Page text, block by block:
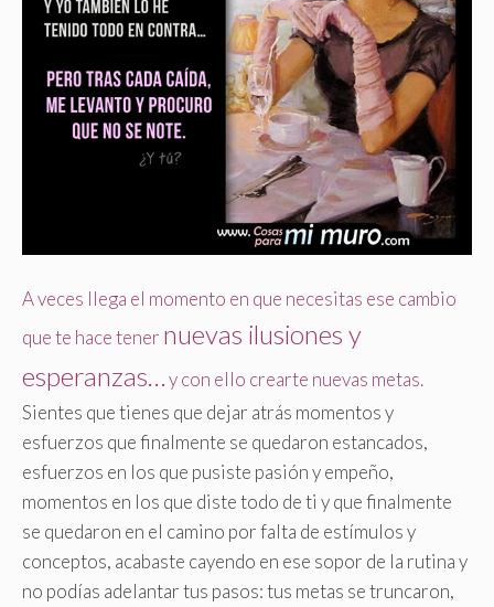
A veces llega el momento en que necesitas ese cambio
que te hace tener nuevas ilusiones y
esperanzas…
y con ello crearte nuevas metas.
Sientes que tienes que dejar atrás momentos y
esfuerzos que finalmente se quedaron estancados,
esfuerzos en los que pusiste pasión y empeño,
momentos en los que diste todo de ti y que finalmente
se quedaron en el camino por falta de estímulos y
conceptos, acabaste cayendo en ese sopor de la rutina y
no podías adelantar tus pasos: tus metas se truncaron,